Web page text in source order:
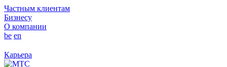
Частным клиентам
Бизнесу
О компании
be en
Карьера